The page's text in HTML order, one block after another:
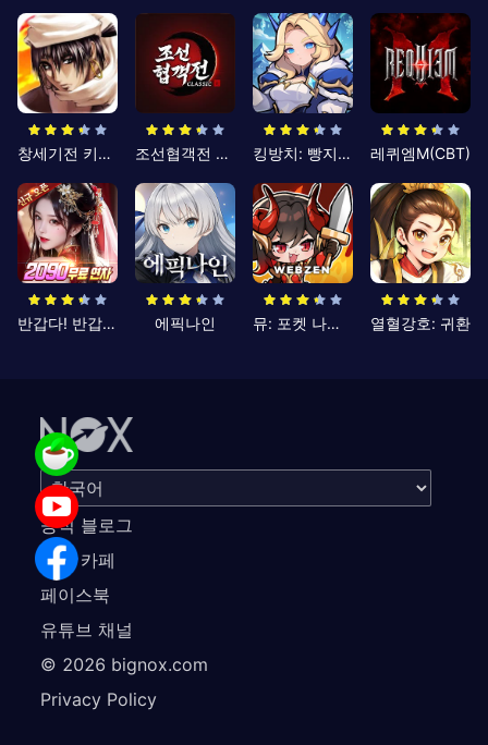
창세기전 키우기 조선협객전 클래식 킹방치: 빵지의 제왕 레퀴엠M(CBT)
반갑다! 반갑삼국지 에픽나인 뮤: 포켓 나이츠 열혈강호: 귀환
공식 블로그
공식 카페
페이스북
유튜브 채널
© 2026 bignox.com
Privacy Policy